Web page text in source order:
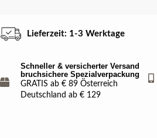
Lieferzeit: 1-3 Werktage
Schneller & versicherter Versand
bruchsichere Spezialverpackung
GRATIS ab € 89 Österreich
Deutschland ab € 129